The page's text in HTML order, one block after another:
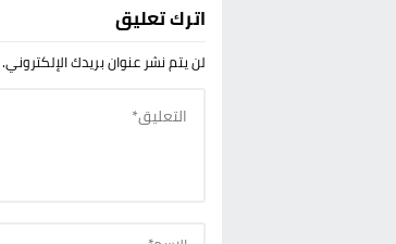
اترك تعليق
لن يتم نشر عنوان بريدك الإلكتروني.